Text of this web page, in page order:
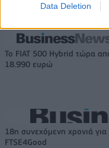
Data Deletion
Η Chery επενδύει 75 εκατ.
Το FIAT 500 Hybrid τώρα
18.990 ευρώ
18η συνεχόμενη χρονιά
FTSE4Good